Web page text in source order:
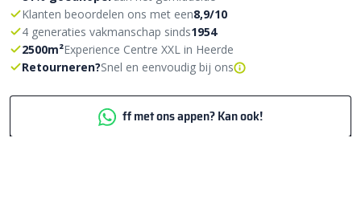
Klanten beoordelen ons met een8,9/10
4 generaties vakmanschap sinds1954
2500m²Experience Centre XXL in Heerde
Retourneren?Snel en eenvoudig bij ons
ff met ons appen? Kan ook!